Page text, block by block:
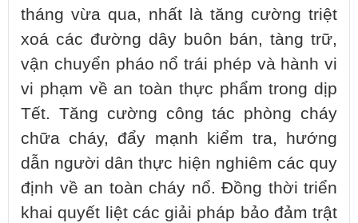
tháng vừa qua, nhất là tăng cường triệt
xoá các đường dây buôn bán, tàng trữ,
vận chuyển pháo nổ trái phép và hành vi
vi phạm về an toàn thực phẩm trong dịp
Tết. Tăng cường công tác phòng cháy
chữa cháy, đẩy mạnh kiểm tra, hướng
dẫn người dân thực hiện nghiêm các quy
định về an toàn cháy nổ. Đồng thời triển
khai quyết liệt các giải pháp bảo đảm trật